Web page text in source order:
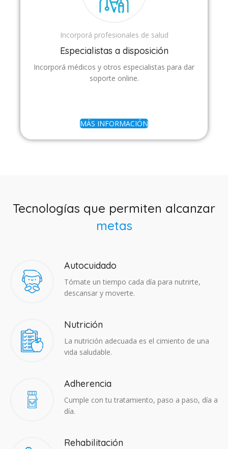
Incorporá profesionales de salud
Especialistas a disposición
Incorporá médicos y otros especialistas para dar
soporte online.
MÁS INFORMACIÓN
Tecnologías que permiten alcanzar
metas
Autocuidado
Tómate un tiempo cada día para nutrirte,
descansar y moverte.
Nutrición
La nutrición adecuada es el cimiento de una
vida saludable.
Adherencia​
Cumple con tu tratamiento, paso a paso, día a
día.
Rehabilitación